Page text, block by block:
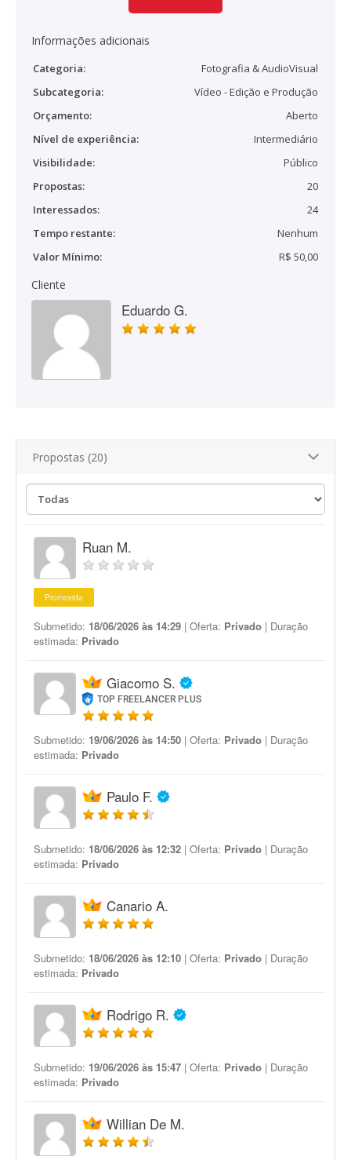
Informações adicionais
Categoria:
Fotografia & AudioVisual
Subcategoria:
Vídeo - Edição e Produção
Orçamento:
Aberto
Nível de experiência:
Intermediário
Visibilidade:
Público
Propostas:
20
Interessados:
24
Tempo restante:
Nenhum
Valor Mínimo:
R$ 50,00
Cliente
Eduardo G.
Propostas (20)
Ruan M.
Promovida
Submetido: 18/06/2026 às 14:29 | Oferta: Privado | Duração
estimada: Privado
Giacomo S.
TOP FREELANCER PLUS
Submetido: 19/06/2026 às 14:50 | Oferta: Privado | Duração
estimada: Privado
Paulo F.
Submetido: 18/06/2026 às 12:32 | Oferta: Privado | Duração
estimada: Privado
Canario A.
Submetido: 18/06/2026 às 12:10 | Oferta: Privado | Duração
estimada: Privado
Rodrigo R.
Submetido: 19/06/2026 às 15:47 | Oferta: Privado | Duração
estimada: Privado
Willian De M.